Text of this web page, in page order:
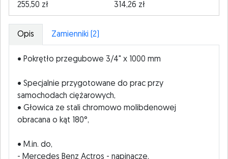
255,50 zł
314,26 zł
Opis Zamienniki (2)
• Pokrętło przegubowe 3/4" x 1000 mm
• Specjalnie przygotowane do prac przy
samochodach ciężarowych,
• Głowica ze stali chromowo molibdenowej
obracana o kąt 180°,
• M.in. do,
- Mercedes Benz Actros - napinacze,